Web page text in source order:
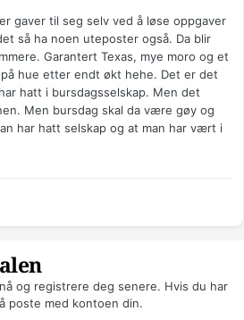
gaver til seg selv ved å løse oppgaver
så ha noen uteposter også. Da blir
Garantert Texas, mye moro og et
hue etter endt økt hehe. Det er det
hatt i bursdagsselskap. Men det
Men bursdag skal da være gøy og
har hatt selskap og at man har vært i
og registrere deg senere. Hvis du har
poste med kontoen din.